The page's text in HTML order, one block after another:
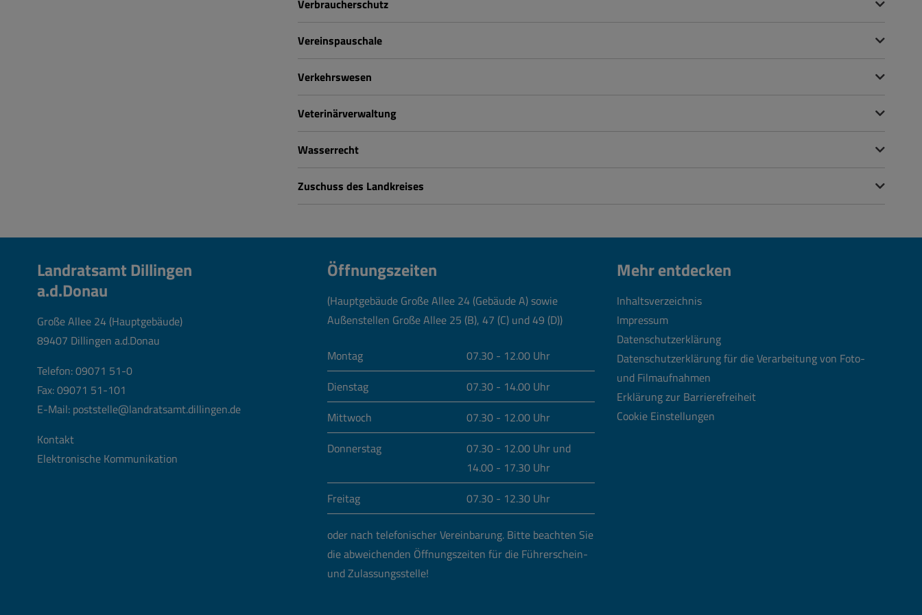
Verbraucherschutz
Vereinspauschale
Verkehrswesen
Veterinärverwaltung
Wasserrecht
Zuschuss des Landkreises
Landratsamt Dillingen
a.d.Donau
Große Allee 24 (Hauptgebäude)
89407 Dillingen a.d.Donau
Telefon:09071 51-0
Fax: 09071 51-101
E-Mail: poststelle@landratsamt.dillingen.de
Kontakt
Elektronische Kommunikation
Öffnungszeiten
(Hauptgebäude Große Allee 24 (Gebäude A) sowie
Außenstellen Große Allee 25 (B), 47 (C) und 49 (D))
Montag
07.30 - 12.00 Uhr
Dienstag
07.30 - 14.00 Uhr
Mittwoch
07.30 - 12.00 Uhr
Donnerstag
07.30 - 12.00 Uhr und
14.00 - 17.30 Uhr
Freitag
07.30 - 12.30 Uhr
oder nach telefonischer Vereinbarung. Bitte beachten Sie
die abweichenden Öffnungszeiten für die Führerschein-
und Zulassungsstelle!
Mehr entdecken
Inhaltsverzeichnis
Impressum
Datenschutzerklärung
Datenschutzerklärung für die Verarbeitung von Foto-
und Filmaufnahmen
Erklärung zur Barrierefreiheit
Cookie Einstellungen